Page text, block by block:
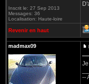
Inscrit le: 27 Sep 2013
Messages: 36
Localisation: Haute-loire
Revenir en haut
madmax09
--